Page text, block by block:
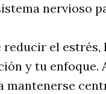
nervioso
reducir el
y tu enfoque.
mantenerse